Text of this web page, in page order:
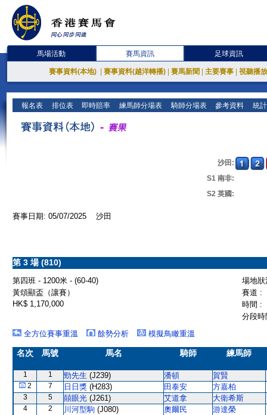
馬場活動 賽馬資訊 足球資訊
賽事資料(本地) 賽事資料(越洋轉播) 賽馬新聞 主要賽事 視聽播
報名表 排位表 即時賠率 練馬師分場表 騎師分場表 參考資料 統
沙田:
S1 南非:
S2 英國:
賽事日期: 05/07/2025 沙田
第 3 場 (810)
第四班 - 1200米 - (60-40)
場地
黃頌顯盃（讓賽）
賽道 :
HK$ 1,170,000
時間 :
分段
全方位賽事重溫
餘勢分析 模擬鳥瞰重溫
名次 馬號 馬名 騎師 練馬師
1 1 勁先生 (J239) 潘頓 賀賢
2 7 日日獎 (H283) 田泰安 方嘉柏
3 5 囍眼光 (J261) 艾道拿 大衛希斯
4 2 川河型駒 (J080) 奧爾民 游達榮